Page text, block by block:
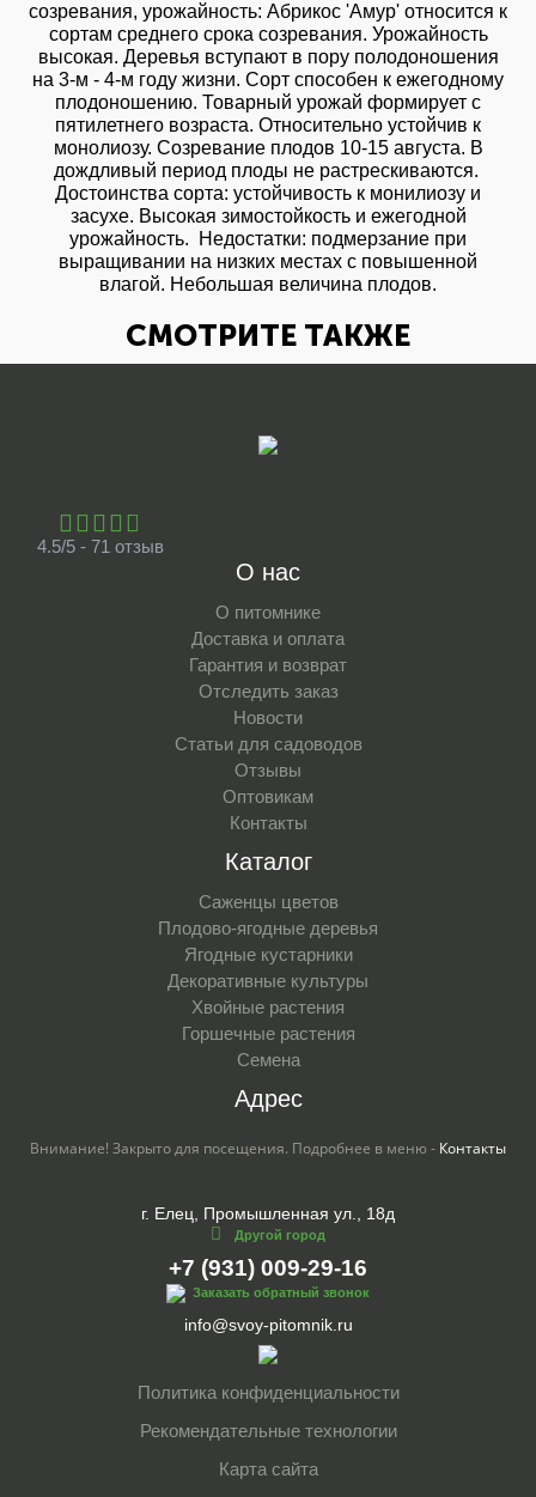
созревания, урожайность: Абрикос 'Амур' относится к
сортам среднего срока созревания. Урожайность
высокая. Деревья вступают в пору полодоношения
на 3-м - 4-м году жизни. Сорт способен к ежегодному
плодоношению. Товарный урожай формирует с
пятилетнего возраста. Относительно устойчив к
монолиозу. Созревание плодов 10-15 августа. В
дождливый период плоды не растрескиваются.
Достоинства сорта: устойчивость к монилиозу и
засухе. Высокая зимостойкость и ежегодной
урожайность. Недостатки: подмерзание при
выращивании на низких местах с повышенной
влагой. Небольшая величина плодов.
СМОТРИТЕ ТАКЖЕ
4.5/5 - 71 отзыв
О нас
О питомнике
Доставка и оплата
Гарантия и возврат
Отследить заказ
Новости
Статьи для садоводов
Отзывы
Оптовикам
Контакты
Каталог
Саженцы цветов
Плодово-ягодные деревья
Ягодные кустарники
Декоративные культуры
Хвойные растения
Горшечные растения
Семена
Адрес
Внимание! Закрыто для посещения. Подробнее в меню - Контакты
г. Елец, Промышленная ул., 18д
Другой город
+7 (931) 009-29-16
Заказать обратный звонок
info@svoy-pitomnik.ru
Политика конфиденциальности
Рекомендательные технологии
Карта сайта